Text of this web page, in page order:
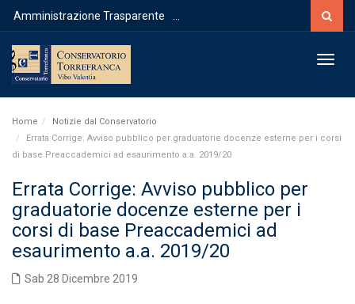
Cerca
Amministrazione Trasparente
Home
Notizie dal Conservatorio
Errata Corrige: Avviso pubblico per graduatorie docenze esterne per i corsi
di base Preaccademici ad esaurimento a.a. 2019/20
Errata Corrige: Avviso pubblico per
graduatorie docenze esterne per i
corsi di base Preaccademici ad
esaurimento a.a. 2019/20
Sab 28 Dicembre 2019